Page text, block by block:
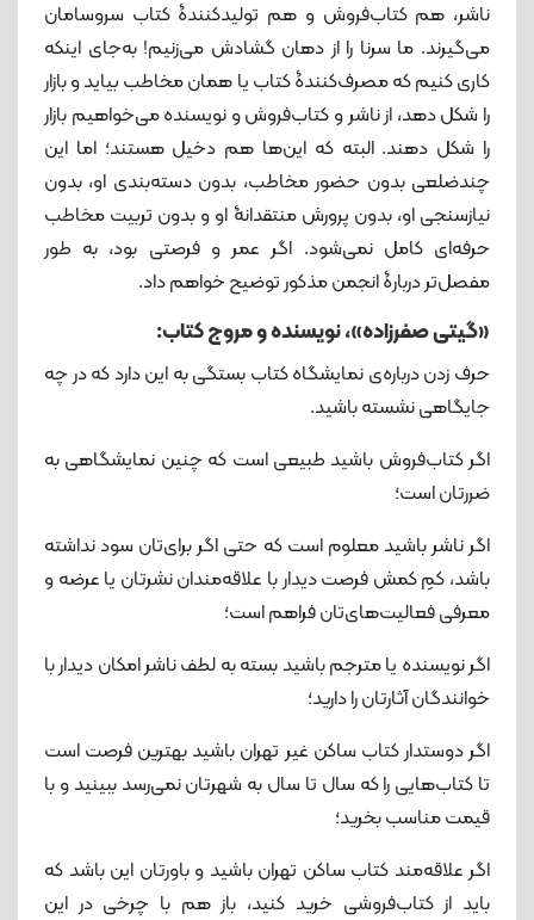
ناشر، هم کتاب‌فروش و هم تولید‌کنندۀ کتاب سروسامان
می‌گیرند. ما سرنا را از دهان گشادش می‌زنیم! به‌جای اینکه
کاری کنیم که مصرف‌کنندۀ کتاب یا همان مخاطب بیاید و بازار
را شکل دهد، از ناشر و کتاب‌فروش و نویسنده می‌خواهیم بازار
را شکل دهند. البته که این‌ها هم دخیل هستند؛ اما این
چندضلعی بدون حضور مخاطب، بدون دسته‌بندی او، بدون
نیازسنجی او، بدون پرورش منتقدانۀ او و بدون تربیت مخاطب
حرفه‌ای کامل نمی‌شود. اگر عمر و فرصتی بود، به طور
مفصل‌تر دربارۀ انجمن مذکور توضیح خواهم داد.
«گیتی صفرزاده»، نویسنده و مروج کتاب:
حرف زدن درباره‌ی نمایشگاه کتاب بستگی به این دارد که در چه
جایگاهی نشسته باشید.
اگر کتاب‌فروش باشید طبیعی است که چنین نمایشگاهی به
ضررتان است؛
اگر ناشر باشید معلوم است که حتی اگر برای‌تان سود نداشته
باشد، کمِ کمش فرصت دیدار با علاقه‌مندان نشرتان یا عرضه و
معرفی فعالیت‌های‌تان فراهم است؛
اگر نویسنده یا مترجم باشید بسته به لطف ناشر امکان دیدار با
خوانندگان آثارتان را دارید؛
اگر دوستدار کتاب ساکن غیر تهران باشید بهترین فرصت است
تا کتاب‌هایی را که سال تا سال به شهرتان نمی‌رسد ببینید و با
قیمت مناسب بخرید؛
اگر علاقه‌مند کتاب ساکن تهران باشید و باورتان این باشد که
باید از کتاب‌فروشی خرید کنید، باز هم با چرخی در این